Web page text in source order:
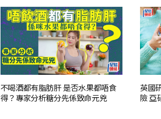
不喝酒都有脂肪肝 是否水果都唔食
得？專家分析糖分先係致命元兇
英國
險 亞